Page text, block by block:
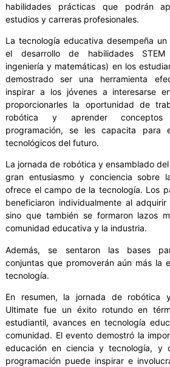
habilidades prácticas que podrán
estudios y carreras profesionales.
La tecnología educativa desempeña
el desarrollo de habilidades STEM
ingeniería y matemáticas) en los
demostrado ser una herramienta
inspirar a los jóvenes a interesarse
proporcionarles la oportunidad de
robótica y aprender conceptos
programación, se les capacita para
tecnológicos del futuro.
La jornada de robótica y ensamblado
gran entusiasmo y conciencia sobre
ofrece el campo de la tecnología. Los
beneficiaron individualmente al
sino que también se formaron lazos
comunidad educativa y la industria.
Además, se sentaron las bases
conjuntas que promoverán aún más la
tecnología.
En resumen, la jornada de robótica
Ultimate fue un éxito rotundo en
estudiantil, avances en tecnología
comunidad. El evento demostró la
educación en ciencia y tecnología, y
programación puede inspirar e